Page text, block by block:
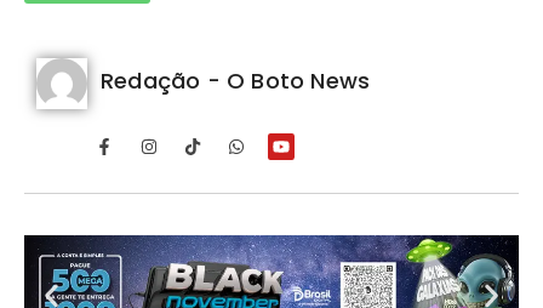
Redação - O Boto News